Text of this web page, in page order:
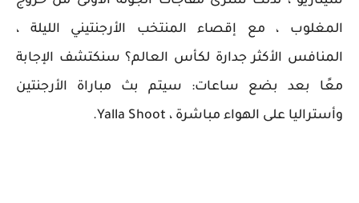
المغلوب ، مع إقصاء المنتخب الأرجنتيني الليلة ،
المنافس الأكثر جدارة لكأس العالم؟ سنكتشف الإجابة
معًا بعد بضع ساعات: سيتم بث مباراة الأرجنتين
وأستراليا على الهواء مباشرة ، Yalla Shoot.